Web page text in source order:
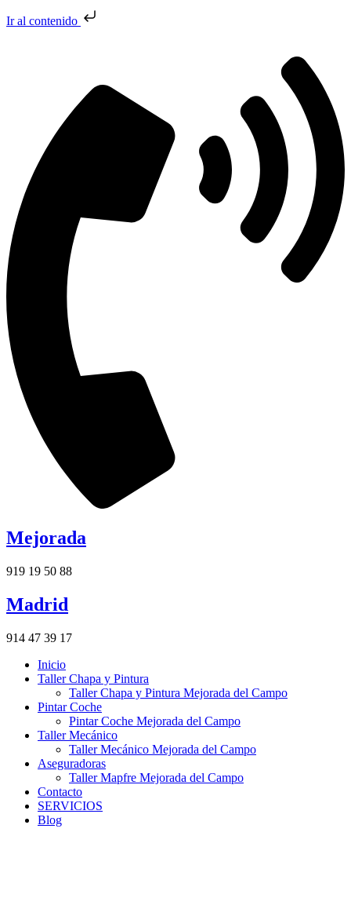
Ir al contenido
Mejorada
919 19 50 88
Madrid
914 47 39 17
Inicio
Taller Chapa y Pintura
Taller Chapa y Pintura Mejorada del Campo
Pintar Coche
Pintar Coche Mejorada del Campo
Taller Mecánico
Taller Mecánico Mejorada del Campo
Aseguradoras
Taller Mapfre Mejorada del Campo
Contacto
SERVICIOS
Blog